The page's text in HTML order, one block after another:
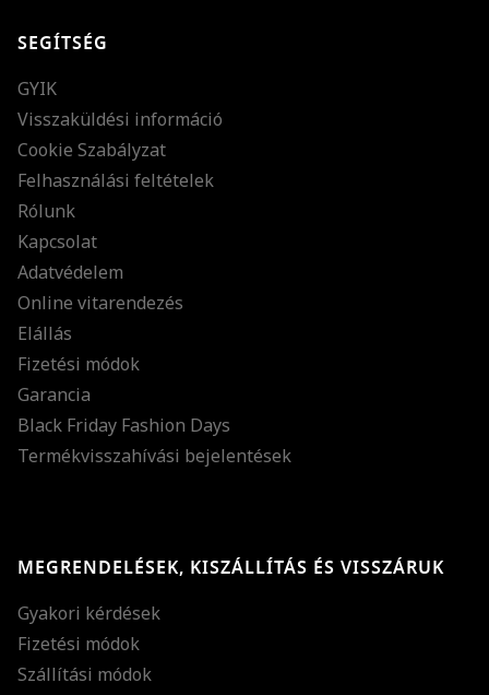
SEGÍTSÉG
GYIK
Visszaküldési információ
Cookie Szabályzat
Felhasználási feltételek
Rólunk
Kapcsolat
Adatvédelem
Online vitarendezés
Elállás
Fizetési módok
Garancia
Black Friday Fashion Days
Termékvisszahívási bejelentések
MEGRENDELÉSEK, KISZÁLLÍTÁS ÉS VISSZÁRUK
Gyakori kérdések
Fizetési módok
Szállítási módok